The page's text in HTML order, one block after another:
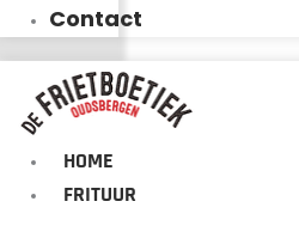
Contact
HOME
FRITUUR